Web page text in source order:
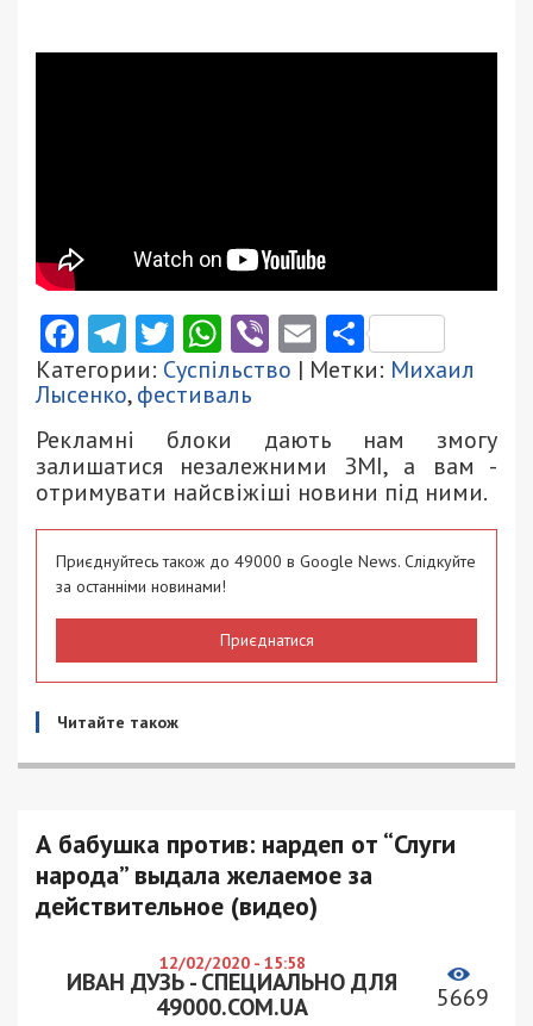
Facebook
Telegram
Twitter
WhatsApp
ViberEmail
Категории: Суспільство | Метки: Михаил
Лысенко,фестиваль
Рекламні блоки дають нам змогу
залишатися незалежними ЗМІ, а вам -
отримувати найсвіжіші новини під ними.
Приєднуйтесь також до 49000 в Google News. Слідкуйте
за останніми новинами!
Приєднатися
Читайте також
А бабушка против: нардеп от “Слуги
народа” выдала желаемое за
действительное (видео)
12/02/2020 - 15:58
ИВАН ДУЗЬ - СПЕЦИАЛЬНО ДЛЯ
49000.COM.UA
5669